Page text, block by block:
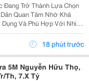
Đang Trở Thành Lựa Chọn
Quan Tâm Nhờ Khả
Và Phù Hợp Với Nhiều
Trong Điều Kiện Thời Tiết
Loại Ốc Gây Hại Thường
18 phút trước
5M Nguyễn Hữu Thọ,
Th, 7.X Tỷ